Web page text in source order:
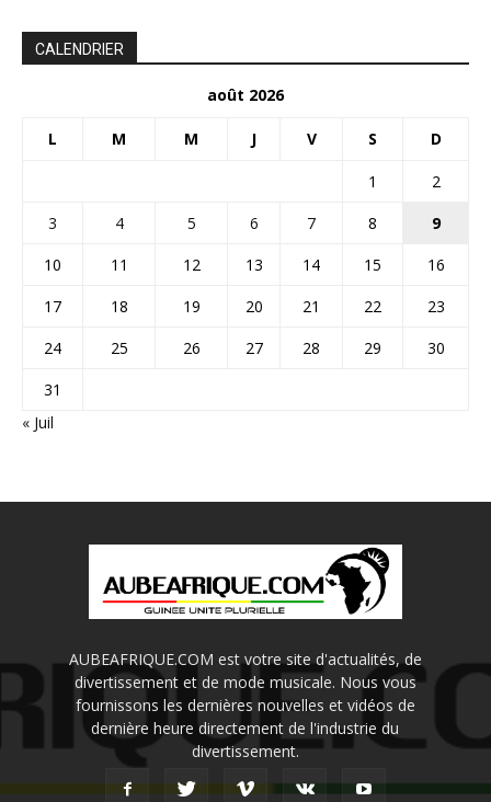
CALENDRIER
août 2026
L M M J V S D
1
2
3
4 5 6 7 8
9
10
11 12 13 14 15
16
17
18 19 20 21 22
23
24
25 26 27 28 29
30
31
« Juil
AUBEAFRIQUE.COM est votre site d'actualités, de
divertissement et de mode musicale. Nous vous
fournissons les dernières nouvelles et vidéos de
dernière heure directement de l'industrie du
divertissement.